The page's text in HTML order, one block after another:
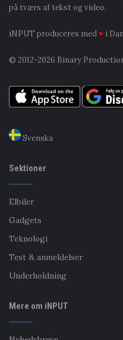
på tværs af tekst og video.
iNPUT produceres med♥ i
© 2012-2026 Binary
Svenska
Sektioner
Elbiler
Gadgets
Teknologi
Test & anmeldelser
Underholdning
Mere om iNPUT